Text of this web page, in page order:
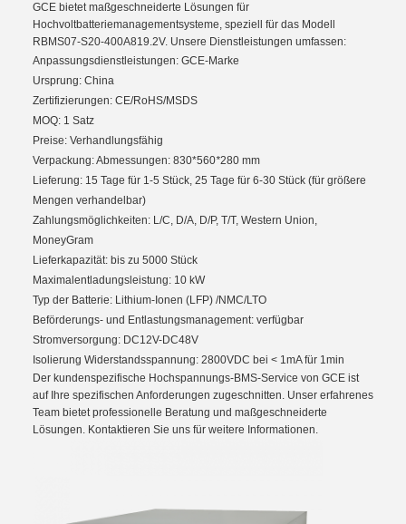
GCE bietet maßgeschneiderte Lösungen für
Hochvoltbatteriemanagementsysteme, speziell für das Modell
RBMS07-S20-400A819.2V. Unsere Dienstleistungen umfassen:
Anpassungsdienstleistungen: GCE-Marke
Ursprung: China
Zertifizierungen: CE/RoHS/MSDS
MOQ: 1 Satz
Preise: Verhandlungsfähig
Verpackung: Abmessungen: 830*560*280 mm
Lieferung: 15 Tage für 1-5 Stück, 25 Tage für 6-30 Stück (für größere
Mengen verhandelbar)
Zahlungsmöglichkeiten: L/C, D/A, D/P, T/T, Western Union,
MoneyGram
Lieferkapazität: bis zu 5000 Stück
Maximalentladungsleistung: 10 kW
Typ der Batterie: Lithium-Ionen (LFP) /NMC/LTO
Beförderungs- und Entlastungsmanagement: verfügbar
Stromversorgung: DC12V-DC48V
Isolierung Widerstandsspannung: 2800VDC bei < 1mA für 1min
Der kundenspezifische Hochspannungs-BMS-Service von GCE ist
auf Ihre spezifischen Anforderungen zugeschnitten. Unser erfahrenes
Team bietet professionelle Beratung und maßgeschneiderte
Lösungen. Kontaktieren Sie uns für weitere Informationen.